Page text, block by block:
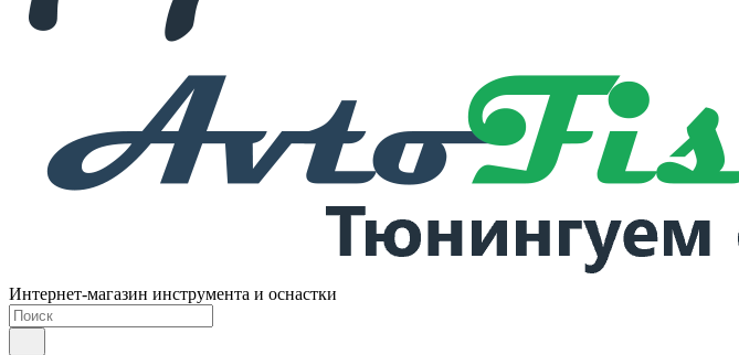
Интернет-магазин инструмента и оснастки